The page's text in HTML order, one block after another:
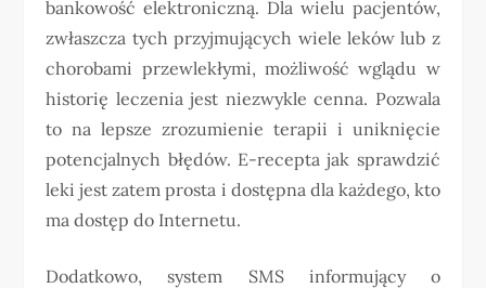
bankowość elektroniczną. Dla wielu pacjentów,
zwłaszcza tych przyjmujących wiele leków lub z
chorobami przewlekłymi, możliwość wglądu w
historię leczenia jest niezwykle cenna. Pozwala
to na lepsze zrozumienie terapii i uniknięcie
potencjalnych błędów. E-recepta jak sprawdzić
leki jest zatem prosta i dostępna dla każdego, kto
ma dostęp do Internetu.
Dodatkowo, system SMS informujący o